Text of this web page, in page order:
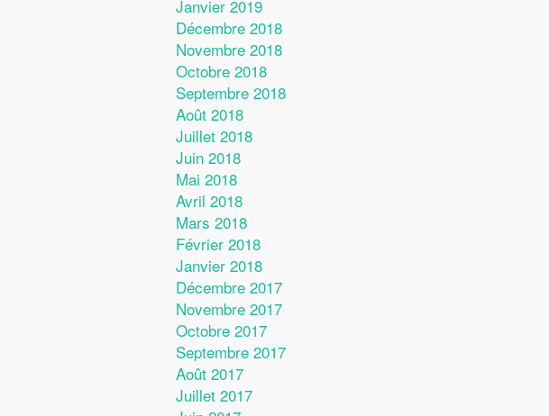
Janvier 2019
Décembre 2018
Novembre 2018
Octobre 2018
Septembre 2018
Août 2018
Juillet 2018
Juin 2018
Mai 2018
Avril 2018
Mars 2018
Février 2018
Janvier 2018
Décembre 2017
Novembre 2017
Octobre 2017
Septembre 2017
Août 2017
Juillet 2017